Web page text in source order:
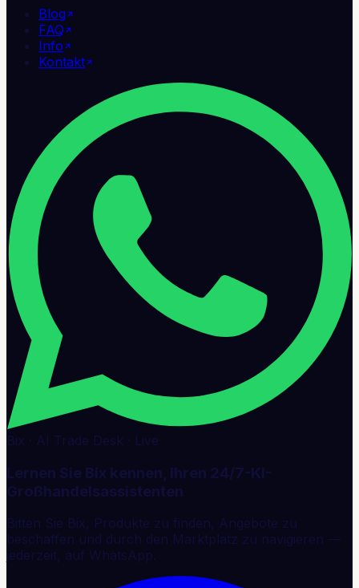
Blog
FAQ
Info
Kontakt
Bix · AI Trade Desk · Live
Lernen Sie Bix kennen, Ihren 24/7-KI-
Großhandelsassistenten
Bitten Sie Bix, Produkte zu finden, Angebote zu
beschaffen und durch den Marktplatz zu navigieren —
jederzeit, auf WhatsApp.